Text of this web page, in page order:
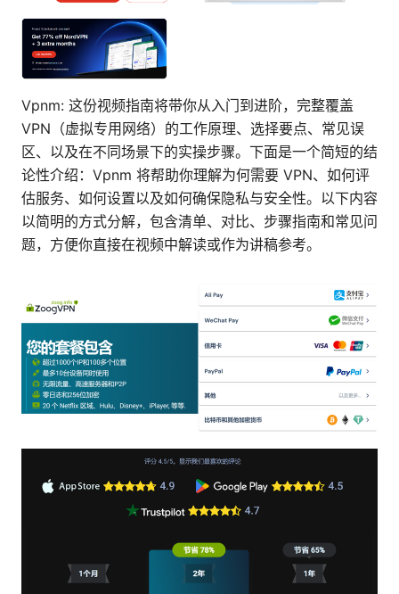
Vpnm: 这份视频指南将带你从入门到进阶，完整覆盖
VPN（虚拟专用网络）的工作原理、选择要点、常见误
区、以及在不同场景下的实操步骤。下面是一个简短的结
论性介绍：Vpnm 将帮助你理解为何需要 VPN、如何评
估服务、如何设置以及如何确保隐私与安全性。以下内容
以简明的方式分解，包含清单、对比、步骤指南和常见问
题，方便你直接在视频中解读或作为讲稿参考。